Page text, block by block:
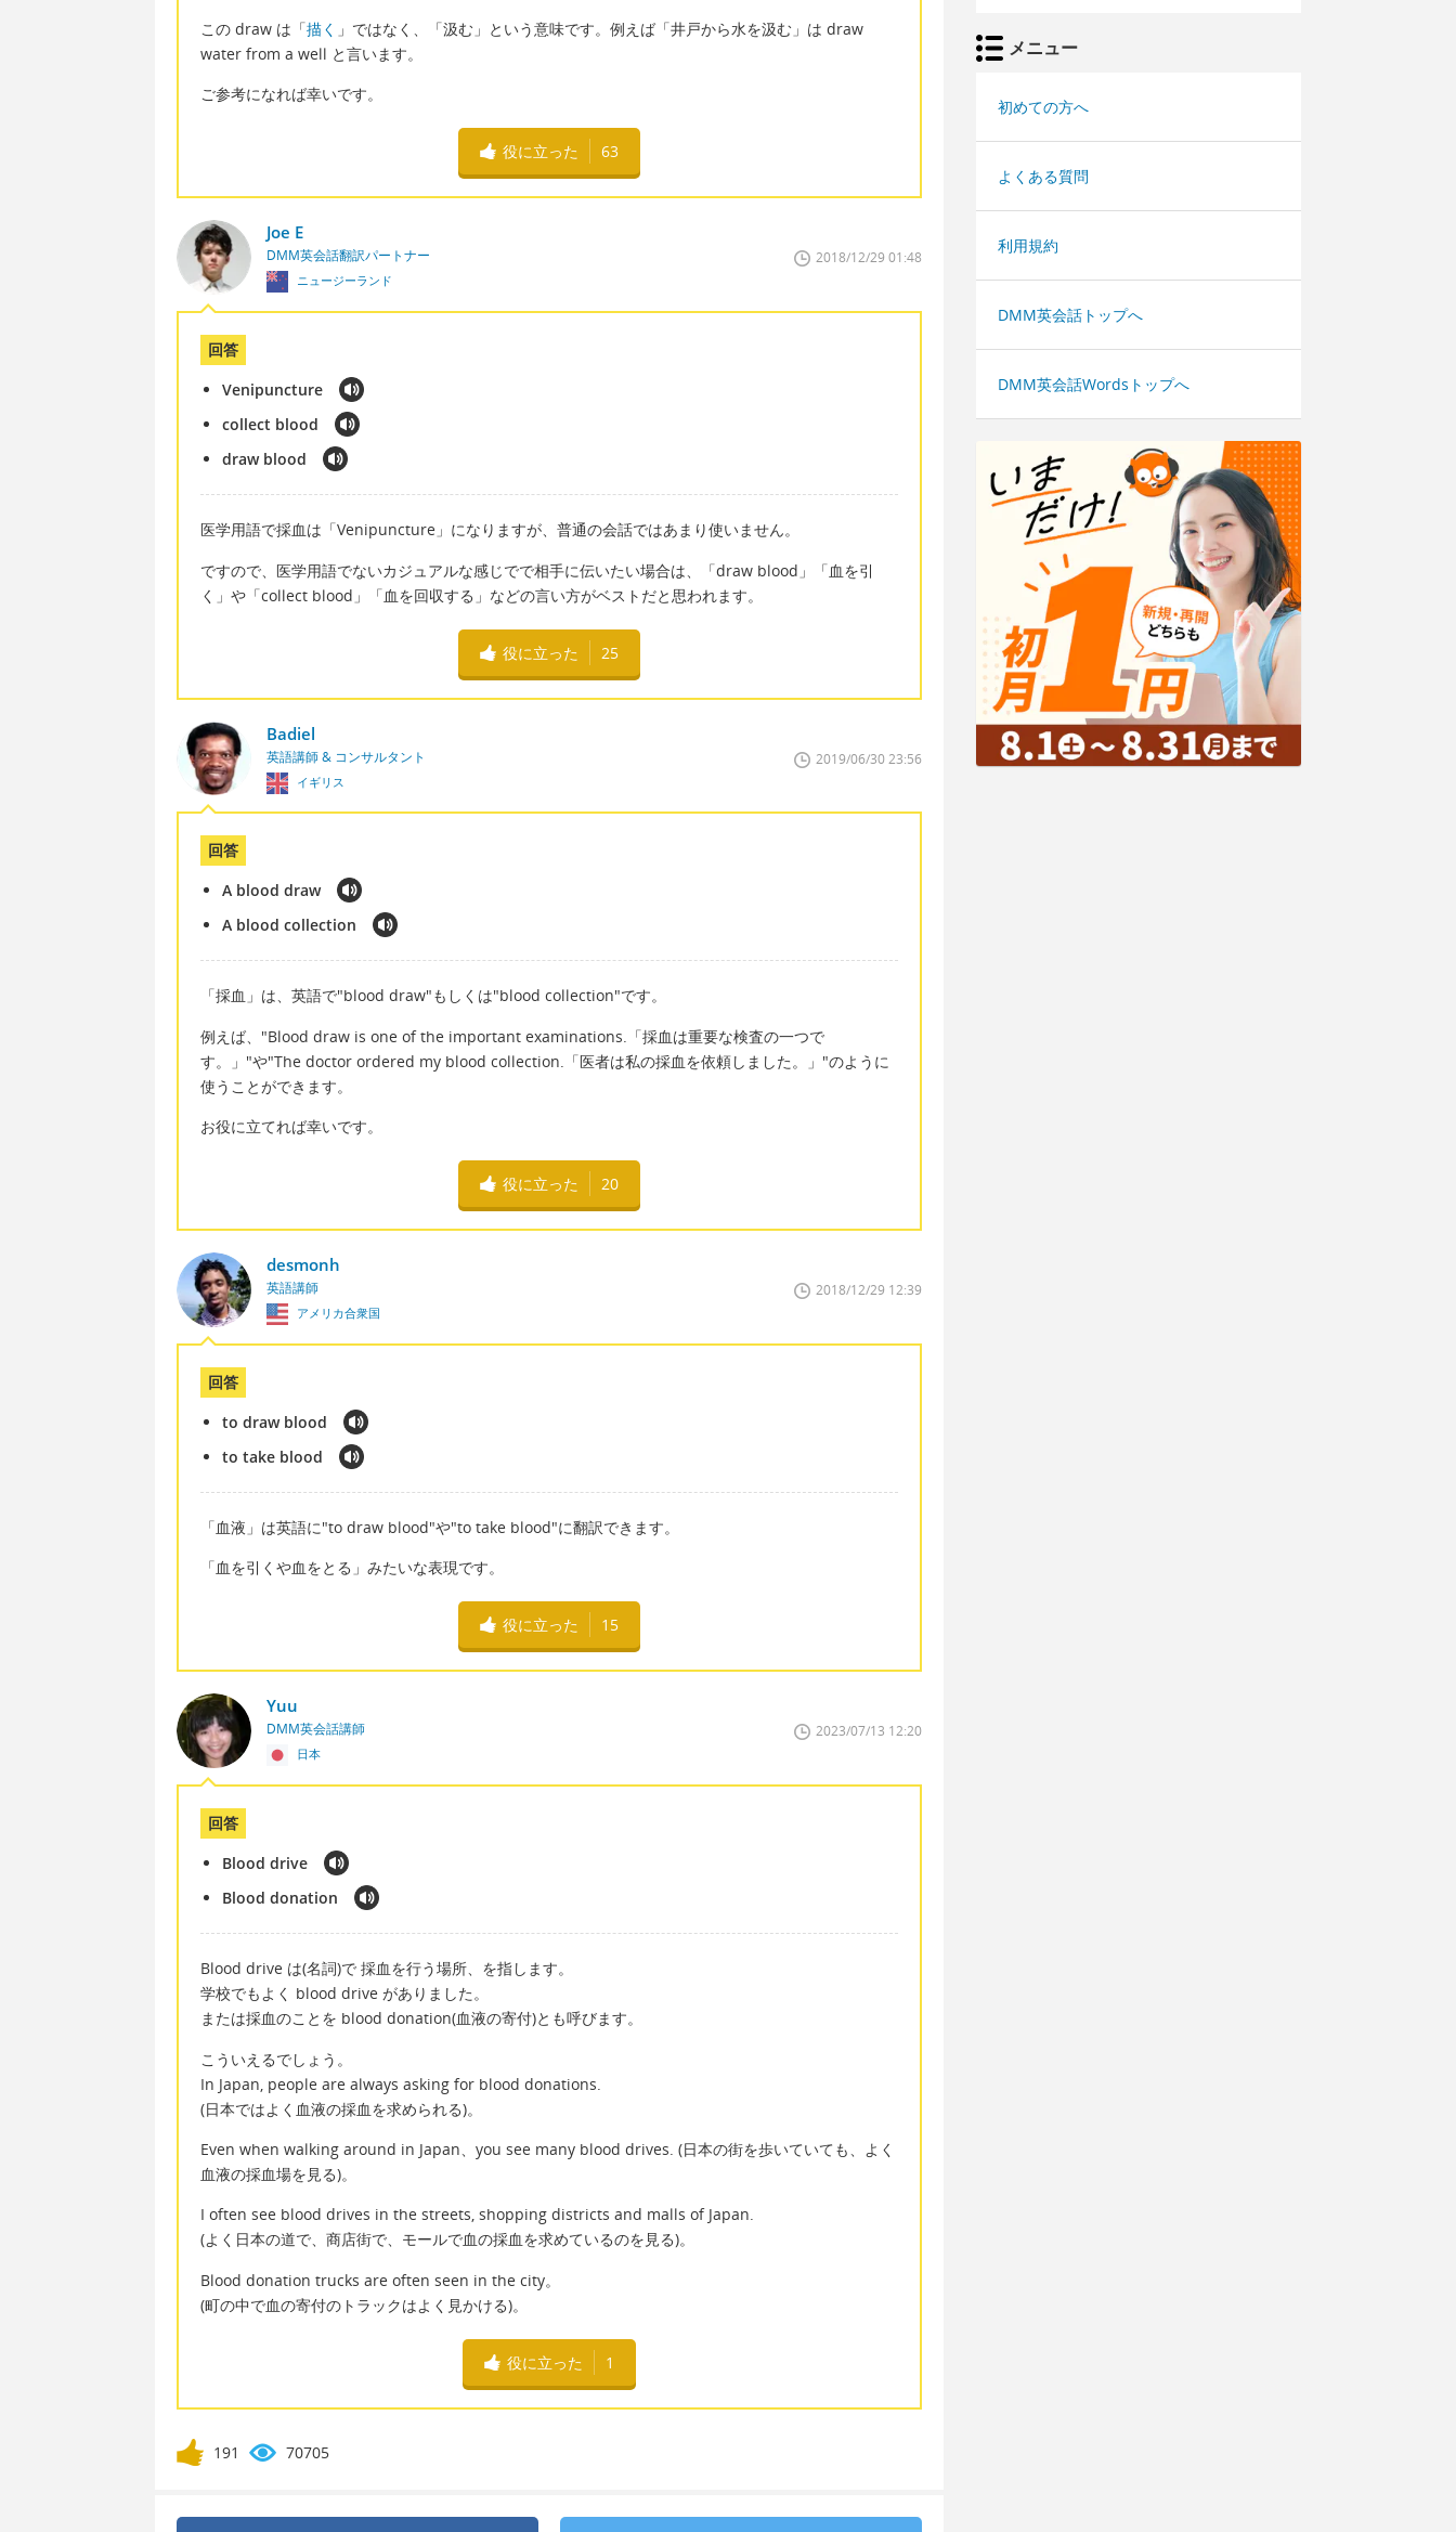
この draw は「描く 」ではなく、「汲む」という意味です。例えば「井戸から水を汲む」は draw
water from a well と言います。
ご参考になれば幸いです。
役に立った 63
Joe E
DMM英会話翻訳パートナー
ニュージーランド
2018/12/29 01:48
回答
Venipuncture
collect blood
draw blood
医学用語で採血は「Venipuncture」になりますが、普通の会話ではあまり使いません。
ですので、医学用語でないカジュアルな感じでで相手に伝いたい場合は、「draw blood」「血を引
く」や「collect blood」「血を回収する」などの言い方がベストだと思われます。
役に立った 25
Badiel
英語講師 & コンサルタント
イギリス
2019/06/30 23:56
回答
A blood draw
A blood collection
「採血」は、英語で"blood draw"もしくは"blood collection"です。
例えば、"Blood draw is one of the important examinations.「採血は重要な検査の一つで
す。」"や"The doctor ordered my blood collection.「医者は私の採血を依頼しました。」"のように
使うことができます。
お役に立てれば幸いです。
役に立った 20
desmonh
英語講師
アメリカ合衆国
2018/12/29 12:39
回答
to draw blood
to take blood
「血液」は英語に"to draw blood"や"to take blood"に翻訳できます。
「血を引くや血をとる」みたいな表現です。
役に立った 15
Yuu
DMM英会話講師
日本
2023/07/13 12:20
回答
Blood drive
Blood donation
Blood drive は(名詞)で 採血を行う場所、を指します。
学校でもよく blood drive がありました。
または採血のことを blood donation(血液の寄付)とも呼びます。
こういえるでしょう。
In Japan, people are always asking for blood donations.
(日本ではよく血液の採血を求められる)。
Even when walking around in Japan、you see many blood drives. (日本の街を歩いていても、よく
血液の採血場を見る)。
I often see blood drives in the streets, shopping districts and malls of Japan.
(よく日本の道で、商店街で、モールで血の採血を求めているのを見る)。
Blood donation trucks are often seen in the city。
(町の中で血の寄付のトラックはよく見かける)。
役に立った 1
191 70705
メニュー
初めての方へ
よくある質問
利用規約
DMM英会話トップへ
DMM英会話Wordsトップへ